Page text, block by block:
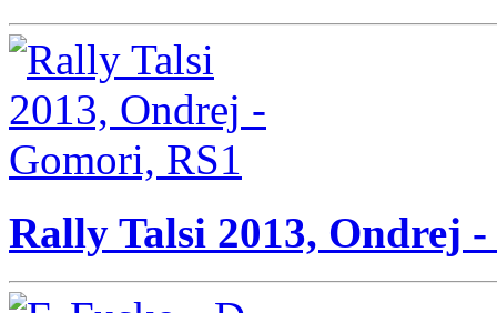
Rally Talsi 2013, Ondrej